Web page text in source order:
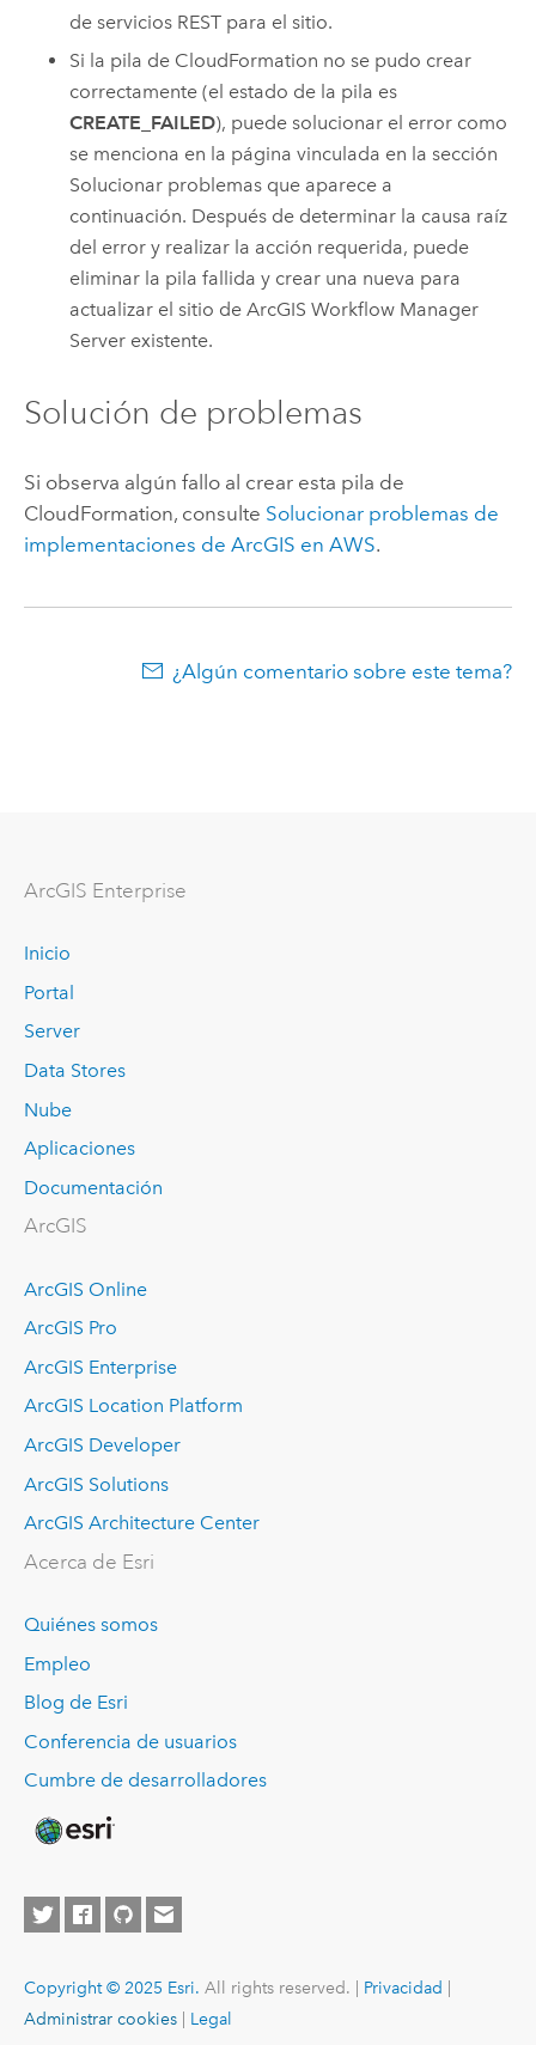
de servicios REST para el sitio.
Si la pila de CloudFormation no se pudo crear
correctamente (el estado de la pila es
CREATE_FAILED), puede solucionar el error como
se menciona en la página vinculada en la sección
Solucionar problemas que aparece a
continuación. Después de determinar la causa raíz
del error y realizar la acción requerida, puede
eliminar la pila fallida y crear una nueva para
actualizar el sitio deArcGIS Workflow Manager
Server existente.
Solución de problemas
Si observa algún fallo al crear esta pila de
CloudFormation, consulte Solucionar problemas de
implementaciones de ArcGIS en AWS.
¿Algún comentario sobre este tema?
ArcGIS Enterprise
Inicio
Portal
Server
Data Stores
Nube
Aplicaciones
Documentación
ArcGIS
ArcGIS Online
ArcGIS Pro
ArcGIS Enterprise
ArcGIS Location Platform
ArcGIS Developer
ArcGIS Solutions
ArcGIS Architecture Center
Acerca de Esri
Quiénes somos
Empleo
Blog de Esri
Conferencia de usuarios
Cumbre de desarrolladores
Copyright © 2025 Esri. All rights reserved. | Privacidad
Administrar cookies
Legal